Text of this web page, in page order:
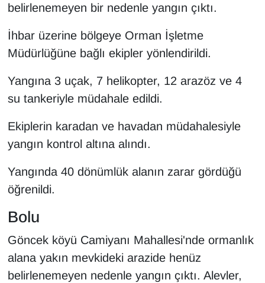
belirlenemeyen bir nedenle yangın çıktı.
İhbar üzerine bölgeye Orman İşletme
Müdürlüğüne bağlı ekipler yönlendirildi.
Yangına 3 uçak, 7 helikopter, 12 arazöz ve 4
su tankeriyle müdahale edildi.
Ekiplerin karadan ve havadan müdahalesiyle
yangın kontrol altına alındı.
Yangında 40 dönümlük alanın zarar gördüğü
öğrenildi.
Bolu
Göncek köyü Camiyanı Mahallesi'nde ormanlık
alana yakın mevkideki arazide henüz
belirlenemeyen nedenle yangın çıktı. Alevler,